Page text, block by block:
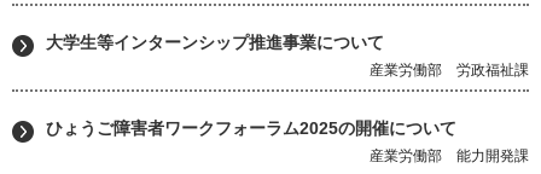
大学生等インターンシップ推進事業について
産業労働部 労政福祉課
ひょうご障害者ワークフォーラム2025の開催について
産業労働部 能力開発課